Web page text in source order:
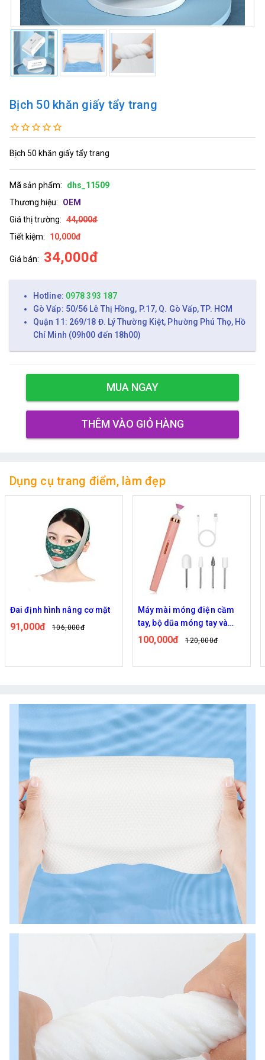
Bịch 50 khăn giấy tẩy trang
Bịch 50 khăn giấy tẩy trang
Mã sản phẩm:
dhs_11509
Thương hiệu:
OEM
Giá thị trường: 44,000đ
Tiết kiệm:
10,000đ
Giá bán: 34,000đ
Hotline: 0978 393 187
Gò Vấp: 50/56 Lê Thị Hồng, P.17, Q. Gò Vấp, TP. HCM
Quận 11: 269/18 Đ. Lý Thường Kiệt, Phường Phú Thọ, Hồ
Chí Minh (09h00 đến 18h00)
MUA NGAY
THÊM VÀO GIỎ HÀNG
Dụng cụ trang điểm, làm đẹp
Đai định hình nâng cơ mặt
91,000đ 106,000đ
Máy mài móng điện cầm
tay, bộ dũa móng tay và
chân
100,000đ 120,000đ